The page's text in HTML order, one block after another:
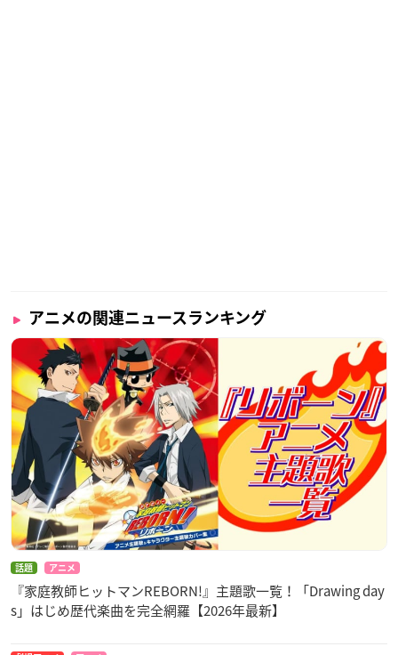
アニメの関連ニュースランキング
話題 アニメ
『家庭教師ヒットマンREBORN!』主題歌一覧！「Drawing day
s」はじめ歴代楽曲を完全網羅【2026年最新】